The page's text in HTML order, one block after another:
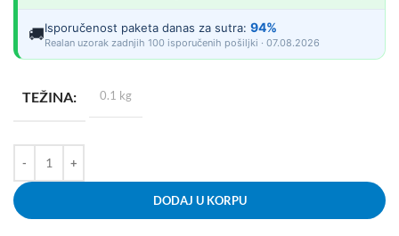
🚚Isporučenost paketa danas za sutra: 94%
Realan uzorak zadnjih 100 isporučenih pošiljki · 07.08.2026
TEŽINA 0.1 kg
DODAJ U KORPU